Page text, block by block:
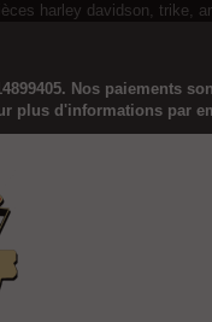
Nos paiements
plus d'informations par